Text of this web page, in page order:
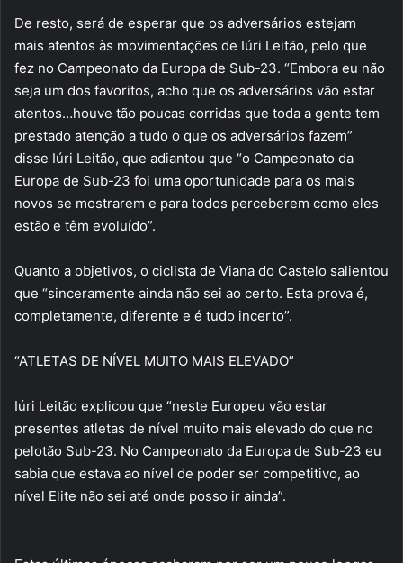
De resto, será de esperar que os adversários estejam
mais atentos às movimentações de Iúri Leitão, pelo que
fez no Campeonato da Europa de Sub-23. “Embora eu não
seja um dos favoritos, acho que os adversários vão estar
atentos…houve tão poucas corridas que toda a gente tem
prestado atenção a tudo o que os adversários fazem”
disse Iúri Leitão, que adiantou que “o Campeonato da
Europa de Sub-23 foi uma oportunidade para os mais
novos se mostrarem e para todos perceberem como eles
estão e têm evoluído”.
Quanto a objetivos, o ciclista de Viana do Castelo salientou
que “sinceramente ainda não sei ao certo. Esta prova é,
completamente, diferente e é tudo incerto”.
“ATLETAS DE NÍVEL MUITO MAIS ELEVADO”
Iúri Leitão explicou que “neste Europeu vão estar
presentes atletas de nível muito mais elevado do que no
pelotão Sub-23. No Campeonato da Europa de Sub-23 eu
sabia que estava ao nível de poder ser competitivo, ao
nível Elite não sei até onde posso ir ainda”.